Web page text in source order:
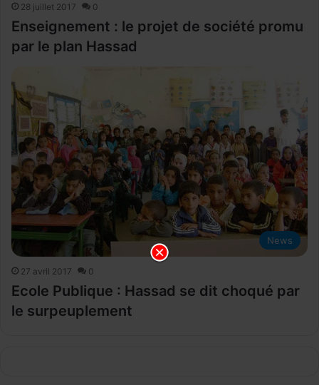
28 juillet 2017 0
Enseignement : le projet de société promu
par le plan Hassad
News
27 avril 2017 0
Ecole Publique : Hassad se dit choqué par
le surpeuplement